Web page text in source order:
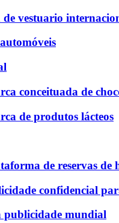
vestuario
conceituada de
de produtos lácteos
de reservas de
confidencial
publicidade mundial